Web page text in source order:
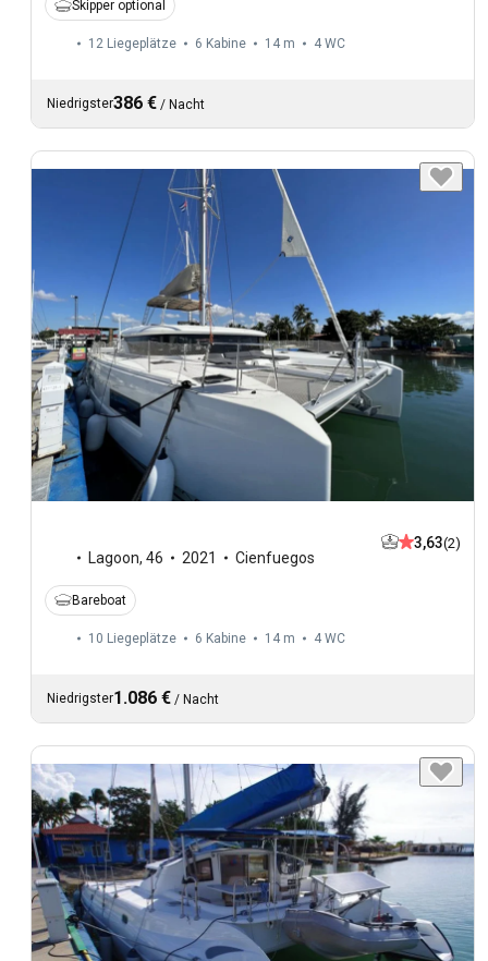
Skipper optional
12 Liegeplätze 6 Kabine 14 m 4 WC
Niedrigster386 € / Nacht
Lagoon, 46 2021 Cienfuegos
3,63(2)
Bareboat
10 Liegeplätze 6 Kabine 14 m 4 WC
Niedrigster1.086 € / Nacht